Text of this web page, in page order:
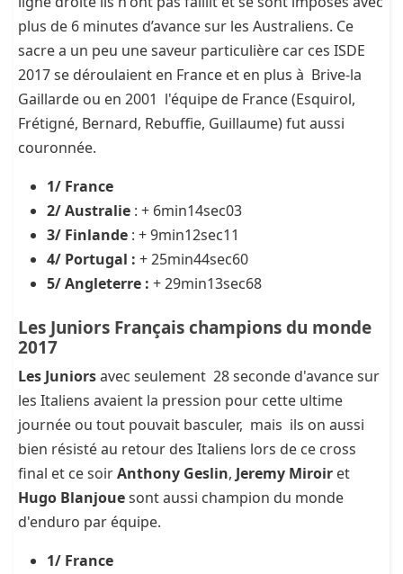
plus de 6 minutes d’avance sur les Australiens. Ce
sacre a un peu une saveur particulière car ces ISDE
2017 se déroulaient en France et en plus à Brive-la
Gaillarde ou en 2001 l'équipe de France (Esquirol,
Frétigné, Bernard, Rebuffie, Guillaume) fut aussi
couronnée.
1/ France
2/ Australie : + 6min14sec03
3/ Finlande : + 9min12sec11
4/ Portugal : + 25min44sec60
5/ Angleterre : + 29min13sec68
Les Juniors Français champions du monde
2017
Les Juniorsavec seulement 28 seconde d'avance sur
les Italiens avaient la pression pour cette ultime
journée ou tout pouvait basculer, mais ils on aussi
bien résisté au retour des Italiens lors de ce cross
final et ce soirAnthony Geslin, Jeremy Miroir et
Hugo Blanjouesont aussi champion du monde
d'enduro par équipe.
1/ France